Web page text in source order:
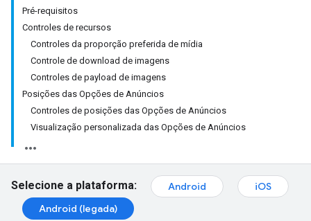
Pré-requisitos
Controles de recursos
Controles da proporção preferida de mídia
Controle de download de imagens
Controles de payload de imagens
Posições das Opções de Anúncios
Controles de posições das Opções de Anúncios
Visualização personalizada das Opções de Anúncios
Selecione a plataforma: Android
iOS
Android (legada)